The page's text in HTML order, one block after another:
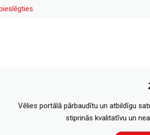
Vēlies portālā pārbaudītu un atbildīgu
stiprinās kvalitatīvu un